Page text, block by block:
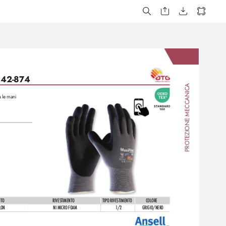
PRO
TEZIONE MECCANIC
A
874
RIVESTIMENTO TIPO RIVESTIMENTO COLORE
NI MICRO FOAM 1/2 GRIGIO/NERO
le mani